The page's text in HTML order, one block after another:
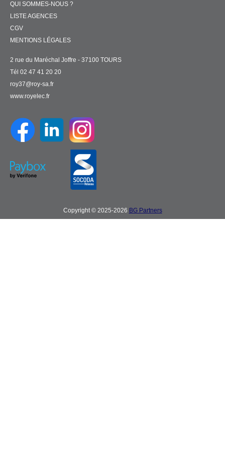
QUI SOMMES-NOUS ?
LISTE AGENCES
CGV
MENTIONS LÉGALES
2 rue du Maréchal Joffre - 37100 TOURS
Tél 02 47 41 20 20
roy37@roy-sa.fr
www.royelec.fr
Copyright © 2025-2026 BG Partners